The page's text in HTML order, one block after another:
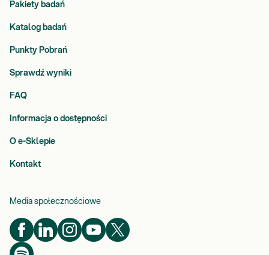
Pakiety badań
Katalog badań
Punkty Pobrań
Sprawdź wyniki
FAQ
Informacja o dostępności
O e-Sklepie
Kontakt
Media społecznościowe